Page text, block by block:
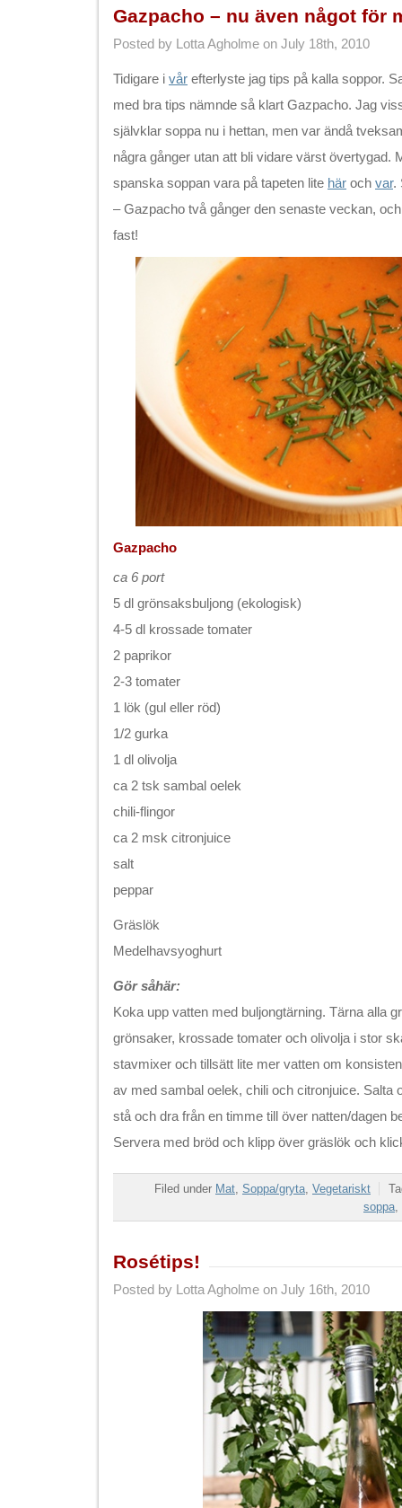
Gazpacho – nu även något för
Posted by Lotta Agholme on July 18th, 2010
Tidigare i vår efterlyste jag tips på kalla soppor.
med bra tips nämnde så klart Gazpacho. Jag
självklar soppa nu i hettan, men var ändå
några gånger utan att bli vidare värst övertygad.
spanska soppan vara på tapeten lite här och var.
– Gazpacho två gånger den senaste veckan,
fast!
Gazpacho
ca 6 port
5 dl grönsaksbuljong (ekologisk)
4-5 dl krossade tomater
2 paprikor
2-3 tomater
1 lök (gul eller röd)
1/2 gurka
1 dl olivolja
ca 2 tsk sambal oelek
chili-flingor
ca 2 msk citronjuice
salt
peppar
Gräslök
Medelhavsyoghurt
Gör såhär:
Koka upp vatten med buljongtärning. Tärna alla
grönsaker, krossade tomater och olivolja i stor
stavmixer och tillsätt lite mer vatten om
av med sambal oelek, chili och citronjuice. Salta
stå och dra från en timme till över natten/dagen
Servera med bröd och klipp över gräslök och
Filed under Mat, Soppa/gryta, Vegetariskt
soppa,
Rosétips!
Posted by Lotta Agholme on July 16th, 2010